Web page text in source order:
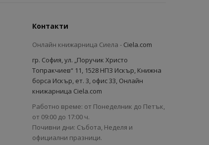
Контакти
Онлайн книжарница Сиела - Ciela.com
гр. София, ул. „Поручик Христо
Топракчиев“ 11, 1528 НПЗ Искър, Книжна
борса Искър, ет. 3, офис 33, Онлайн
книжарница Ciela.com
Работно време: от Понеделник до Петък,
от 09:00 до 17:00 ч.
Почивни дни: Събота, Неделя и
официални празници.